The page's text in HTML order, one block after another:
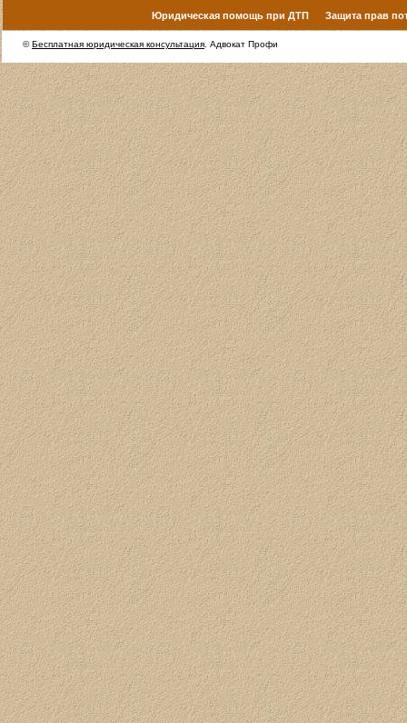
Юридическая помощь при ДТП Защита прав
©Бесплатная юридическая консультация . Адвокат Профи